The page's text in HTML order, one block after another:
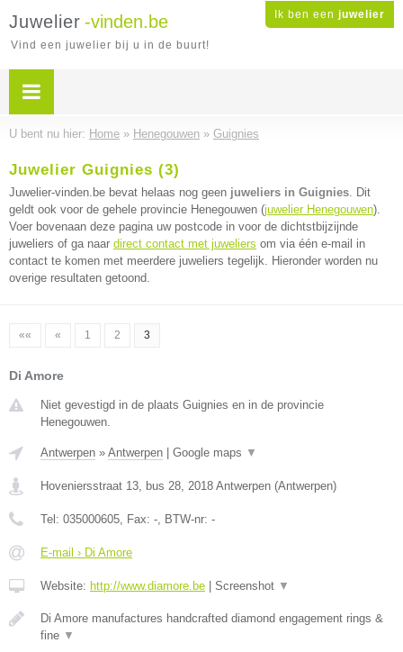
Ik ben een juwelier
Juwelier -vinden.be
Vind een juwelier bij u in de buurt!
U bent nu hier: Home » Henegouwen » Guignies
Juwelier Guignies (3)
Juwelier-vinden.be bevat helaas nog geen juweliers in Guignies. Dit
geldt ook voor de gehele provincie Henegouwen (juwelier Henegouwen).
Voer bovenaan deze pagina uw postcode in voor de dichtstbijzijnde
juweliers of ga naar direct contact met juweliers om via één e-mail in
contact te komen met meerdere juweliers tegelijk. Hieronder worden nu
overige resultaten getoond.
«« « 1 2 3
Di Amore
Niet gevestigd in de plaats Guignies en in de provincie
Henegouwen.
Antwerpen » Antwerpen Google maps ▼
Hoveniersstraat 13, bus 28, 2018 Antwerpen (Antwerpen)
Tel: 035000605, Fax: -, BTW-nr: -
E-mail › Di Amore
Website: http://www.diamore.be Screenshot ▼
Di Amore manufactures handcrafted diamond engagement rings &
fine ▼